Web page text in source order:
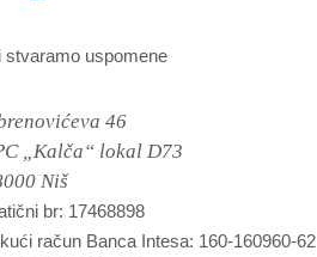
stvaramo uspomene
46
„Kalča“ lokal D73
Niš
br: 17468898
račun Banca Intesa: 160-160960-62